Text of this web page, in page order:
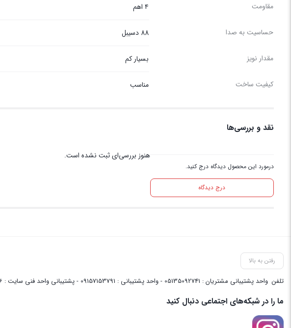
مقاومت ۴ اهم
حساسیت به صدا 88 دسیبل
مقدار نویز بسیار کم
کیفیت ساخت مناسب
نقد و بررسی‌ها
درمورد این محصول دیدگاه درج کنید.
درج دیدگاه
هنوز بررسی‌ای ثبت نشده است.
رفتن به بالا
تلفن واحد پشتیبانی مشتریان : 05135092741 - واحد پشتیبانی : 09157153791 - پشتیبانی واحد فنی سایت : 09058048656
ما را در شبکه‌های اجتماعی دنبال کنید